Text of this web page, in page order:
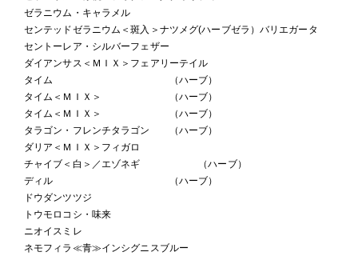
ゼラニウム・キャラメル
センテッドゼラニウム＜斑入＞ナツメグ(ハーブゼラ）バリエガータ
セントーレア・シルバーフェザー
ダイアンサス＜ＭＩＸ＞フェアリーテイル
タイム （ハーブ）
タイム＜ＭＩＸ＞ （ハーブ）
タイム＜ＭＩＸ＞ （ハーブ）
タラゴン・フレンチタラゴン （ハーブ）
ダリア＜ＭＩＸ＞フィガロ
チャイブ＜白＞／エゾネギ （ハーブ）
ディル （ハーブ）
ドウダンツツジ
トウモロコシ・味来
ニオイスミレ
ネモフィラ≪青≫インシグニスブルー